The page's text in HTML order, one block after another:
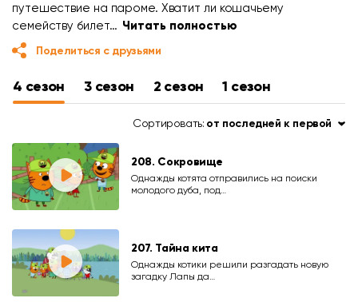
путешествие на пароме. Хватит ли кошачьему
семейству билет… Читать полностью
Поделиться с друзьями
4 сезон 3 сезон 2 сезон 1 сезон
Сортировать: от последней к первой
208. Сокровище
Однажды котята отправились на поиски
молодого дуба, под…
207. Тайна кита
Однажды котики решили разгадать новую
загадку Лапы да…